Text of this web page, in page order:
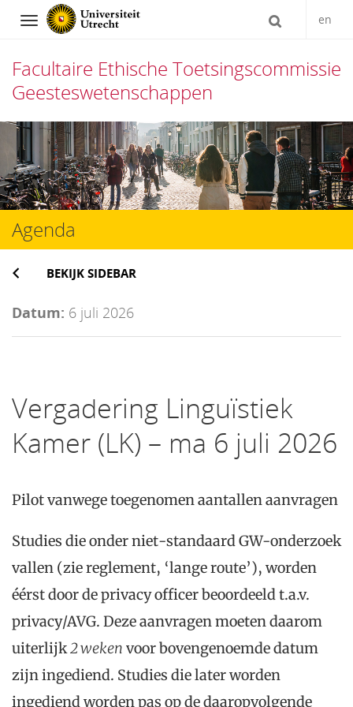
Navigation en
Facultaire Ethische Toetsingscommissie
Geesteswetenschappen
Direct
naar
het
inhoud
Agenda
BEKIJK SIDEBAR
Datum: 6 juli 2026
Vergadering Linguïstiek
Kamer (LK) – ma 6 juli 2026
Pilot vanwege toegenomen aantallen aanvragen
Studies die onder niet-standaard GW-onderzoek
vallen (zie reglement, ‘lange route’), worden
éérst door de privacy officer beoordeeld t.a.v.
privacy/AVG. Deze aanvragen moeten daarom
uiterlijk2 weken voor bovengenoemde datum
zijn ingediend. Studies die later worden
ingediend worden pas op de daaropvolgende